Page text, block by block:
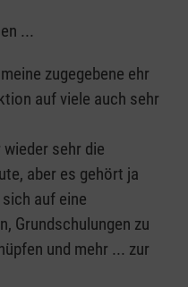
...
zugegebene ehr
auf viele auch sehr
sehr die
aber es gehört ja
auf eine
Grundschulungen zu
und mehr ... zur